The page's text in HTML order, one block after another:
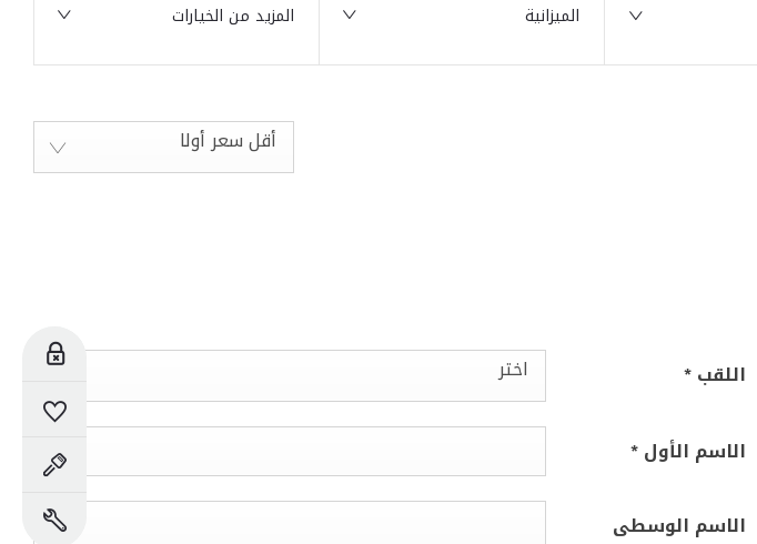
للحجز
السيارات المحفوظة
الميزانية المزيد من الخيارات
أقل سعر أولا
اللقب* اختر
الاسم الأول*
الاسم الوسطى